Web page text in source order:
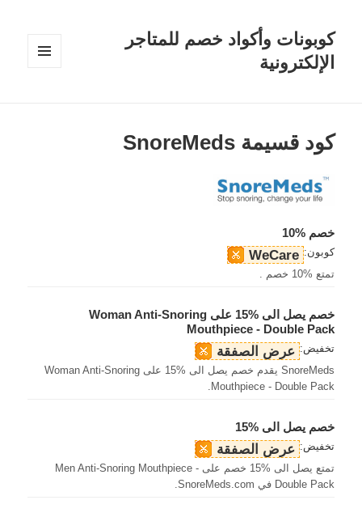
كوبونات وأكواد خصم للمتاجر
الإلكترونية
كود قسيمة SnoreMeds
خصم %10
كوبون: WeCare
تمتع %10 خصم .
خصم يصل الى %15 على Woman Anti-Snoring
Mouthpiece - Double Pack
تخفيض: عرض الصفقة
SnoreMeds يقدم خصم يصل الى %15 على Woman Anti-Snoring
Mouthpiece - Double Pack.
خصم يصل الى %15
تخفيض: عرض الصفقة
تمتع يصل الى %15 خصم على Men Anti-Snoring Mouthpiece -
Double Pack في SnoreMeds.com.